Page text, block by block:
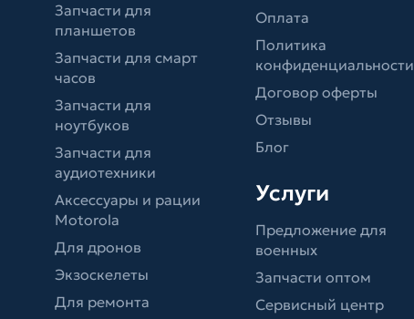
Запчасти для
планшетов
Запчасти для смарт
часов
Запчасти для
ноутбуков
Запчасти для
аудиотехники
Аксессуары и рации
Motorola
Для дронов
Экзоскелеты
Для ремонта
Оплата
Политика
конфиденциальности
Договор оферты
Отзывы
Блог
Услуги
Предложение для
военных
Запчасти оптом
Сервисный центр